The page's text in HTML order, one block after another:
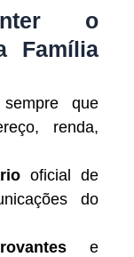
o
Família
sempre que
renda,
oficial de
do
e